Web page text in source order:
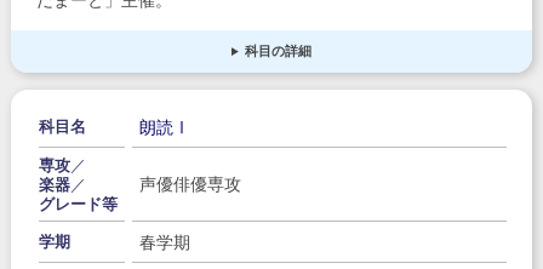
科目の詳細
科目名 朗読Ⅰ
専攻／
楽器／
グレード等
声優俳優専攻
学期 春学期